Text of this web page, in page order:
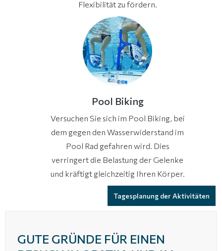
Flexibilität zu fördern.
Pool Biking
Versuchen Sie sich im Pool Biking, bei
dem gegen den Wasserwiderstand im
Pool Rad gefahren wird. Dies
verringert die Belastung der Gelenke
und kräftigt gleichzeitig Ihren Körper.
Tagesplanung der Aktivitäten
GUTE GRÜNDE FÜR EINEN